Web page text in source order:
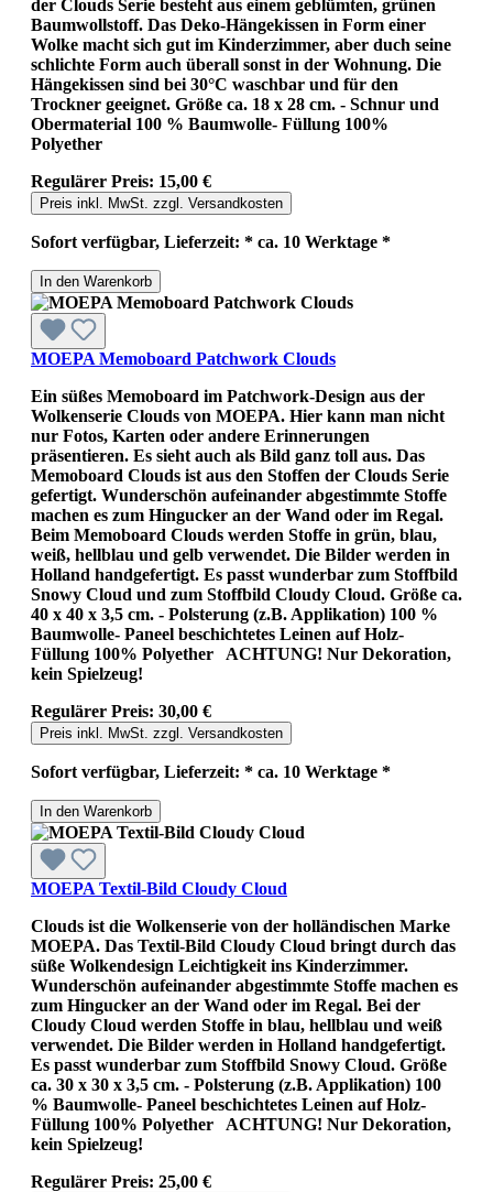
der Clouds Serie besteht aus einem geblümten, grünen
Baumwollstoff. Das Deko-Hängekissen in Form einer
Wolke macht sich gut im Kinderzimmer, aber duch seine
schlichte Form auch überall sonst in der Wohnung. Die
Hängekissen sind bei 30°C waschbar und für den
Trockner geeignet. Größe ca. 18 x 28 cm. - Schnur und
Obermaterial 100 % Baumwolle- Füllung 100%
Polyether
Regulärer Preis: 15,00 €
Preis inkl. MwSt. zzgl. Versandkosten
Sofort verfügbar, Lieferzeit: * ca. 10 Werktage *
In den Warenkorb
MOEPA Memoboard Patchwork Clouds
Ein süßes Memoboard im Patchwork-Design aus der
Wolkenserie Clouds von MOEPA. Hier kann man nicht
nur Fotos, Karten oder andere Erinnerungen
präsentieren. Es sieht auch als Bild ganz toll aus. Das
Memoboard Clouds ist aus den Stoffen der Clouds Serie
gefertigt. Wunderschön aufeinander abgestimmte Stoffe
machen es zum Hingucker an der Wand oder im Regal.
Beim Memoboard Clouds werden Stoffe in grün, blau,
weiß, hellblau und gelb verwendet. Die Bilder werden in
Holland handgefertigt. Es passt wunderbar zum Stoffbild
Snowy Cloud und zum Stoffbild Cloudy Cloud. Größe ca.
40 x 40 x 3,5 cm. - Polsterung (z.B. Applikation) 100 %
Baumwolle- Paneel beschichtetes Leinen auf Holz-
Füllung 100% Polyether ACHTUNG! Nur Dekoration,
kein Spielzeug!
Regulärer Preis: 30,00 €
Preis inkl. MwSt. zzgl. Versandkosten
Sofort verfügbar, Lieferzeit: * ca. 10 Werktage *
In den Warenkorb
MOEPA Textil-Bild Cloudy Cloud
Clouds ist die Wolkenserie von der holländischen Marke
MOEPA. Das Textil-Bild Cloudy Cloud bringt durch das
süße Wolkendesign Leichtigkeit ins Kinderzimmer.
Wunderschön aufeinander abgestimmte Stoffe machen es
zum Hingucker an der Wand oder im Regal. Bei der
Cloudy Cloud werden Stoffe in blau, hellblau und weiß
verwendet. Die Bilder werden in Holland handgefertigt.
Es passt wunderbar zum Stoffbild Snowy Cloud. Größe
ca. 30 x 30 x 3,5 cm. - Polsterung (z.B. Applikation) 100
% Baumwolle- Paneel beschichtetes Leinen auf Holz-
Füllung 100% Polyether ACHTUNG! Nur Dekoration,
kein Spielzeug!
Regulärer Preis: 25,00 €